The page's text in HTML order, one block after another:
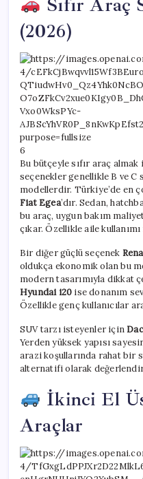
Sıfır Araç
(2026)
6
Bu bütçeyle sıfır araç
seçenekler genellikle B ve
modellerdir. Türkiye’de en
Fiat Egea’dır. Sedan,
bu araç, uygun bakım
çıkar. Özellikle aile
Bir diğer güçlü seçenek
oldukça ekonomik olan bu
modern tasarımıyla dikkat
Hyundai i20 ise donanım
Özellikle genç kullanıcılar
SUV tarzı isteyenler için
Yerden yüksek yapısı
arazi koşullarında rahat bir
alternatifi olarak
İkinci El
Araçlar